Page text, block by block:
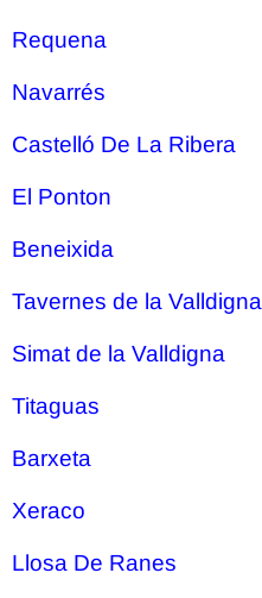
Requena
Navarrés
Castelló De La Ribera
El Ponton
Beneixida
Tavernes de la Valldigna
Simat de la Valldigna
Titaguas
Barxeta
Xeraco
Llosa De Ranes